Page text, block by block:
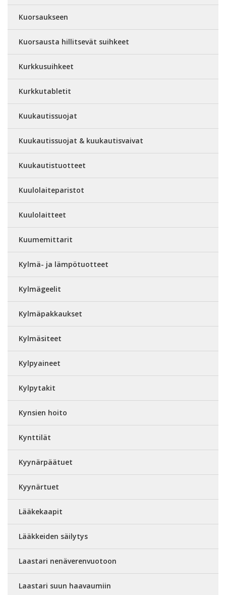
Kuorsaukseen
Kuorsausta hillitsevät suihkeet
Kurkkusuihkeet
Kurkkutabletit
Kuukautissuojat
Kuukautissuojat & kuukautisvaivat
Kuukautistuotteet
Kuulolaiteparistot
Kuulolaitteet
Kuumemittarit
Kylmä- ja lämpötuotteet
Kylmägeelit
Kylmäpakkaukset
Kylmäsiteet
Kylpyaineet
Kylpytakit
Kynsien hoito
Kynttilät
Kyynärpäätuet
Kyynärtuet
Lääkekaapit
Lääkkeiden säilytys
Laastari nenäverenvuotoon
Laastari suun haavaumiin